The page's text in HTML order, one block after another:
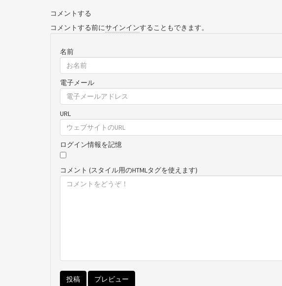
コメントする
コメントする前にサインインすることもできます。
名前
電子メール
URL
ログイン情報を記憶
コメント (スタイル用のHTMLタグを使えます)